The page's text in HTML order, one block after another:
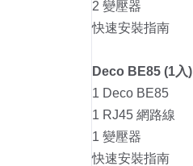
2 變壓器
快速安裝指南
Deco BE85 (1入)
1 Deco BE85
1 RJ45 網路線
1 變壓器
快速安裝指南